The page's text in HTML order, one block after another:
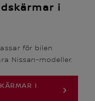
i
för bilen
Nissan-modeller.
I